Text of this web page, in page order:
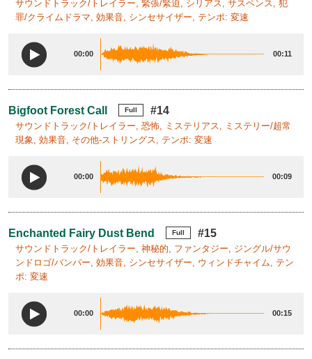
サウンドトラック/トレイラー, 緊張/緊迫, シリアス, サスペンス, 犯
罪/クライムドラマ, 効果音, シンセサイザー, テンポ: 変速
00:00 00:11
Bigfoot Forest Call Full #14
サウンドトラック/トレイラー, 恐怖, ミステリアス, ミステリー/超常
現象, 効果音, その他-ストリングス, テンポ: 変速
00:00 00:09
Enchanted Fairy Dust Bend Full #15
サウンドトラック/トレイラー, 神秘的, ファンタジー, ジングル/サウ
ンドロゴ/バンパー, 効果音, シンセサイザー, ウィンドチャイム, テン
ポ: 変速
00:00 00:15